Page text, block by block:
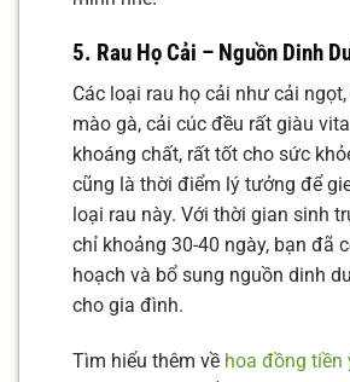
5. Rau Họ Cải – Nguồn Dinh
Các loại rau họ cải như cải
mào gà, cải cúc đều rất giàu
khoáng chất, rất tốt cho sức
cũng là thời điểm lý tưởng để
loại rau này. Với thời gian sinh
chỉ khoảng 30-40 ngày, bạn đã
hoạch và bổ sung nguồn dinh
cho gia đình.
Tìm hiểu thêm về hoa đồng tiền